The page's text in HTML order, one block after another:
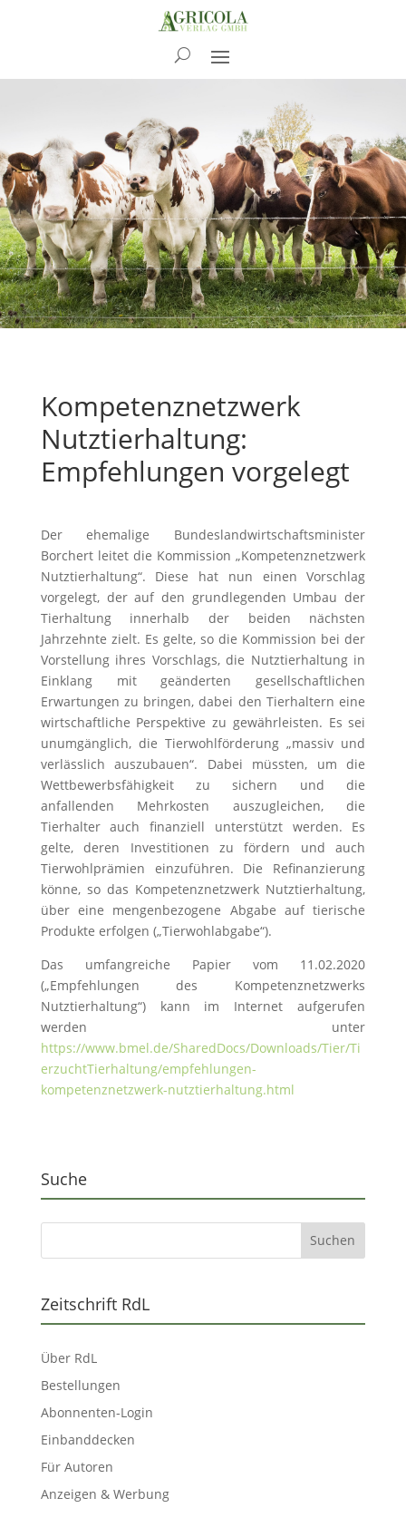
News
Kompetenznetzwerk
Nutztierhaltung:
Empfehlungen vorgelegt
Der ehemalige Bundeslandwirtschaftsminister
Borchert leitet die Kommission „Kompetenznetzwerk
Nutztierhaltung“. Diese hat nun einen Vorschlag
vorgelegt, der auf den grundlegenden Umbau der
Tierhaltung innerhalb der beiden nächsten
Jahrzehnte zielt. Es gelte, so die Kommission bei der
Vorstellung ihres Vorschlags, die Nutztierhaltung in
Einklang mit geänderten gesellschaftlichen
Erwartungen zu bringen, dabei den Tierhaltern eine
wirtschaftliche Perspektive zu gewährleisten. Es sei
unumgänglich, die Tierwohlförderung „massiv und
verlässlich auszubauen“. Dabei müssten, um die
Wettbewerbsfähigkeit zu sichern und die
anfallenden Mehrkosten auszugleichen, die
Tierhalter auch finanziell unterstützt werden. Es
gelte, deren Investitionen zu fördern und auch
Tierwohlprämien einzuführen. Die Refinanzierung
könne, so das Kompetenznetzwerk Nutztierhaltung,
über eine mengenbezogene Abgabe auf tierische
Produkte erfolgen („Tierwohlabgabe“).
Das umfangreiche Papier vom 11.02.2020
(„Empfehlungen des Kompetenznetzwerks
Nutztierhaltung“) kann im Internet aufgerufen
werden unter
https://www.bmel.de/SharedDocs/Downloads/Tier/Ti
erzuchtTierhaltung/empfehlungen-
kompetenznetzwerk-nutztierhaltung.html
Suche
Zeitschrift RdL
Über RdL
Bestellungen
Abonnenten-Login
Einbanddecken
Für Autoren
Anzeigen & Werbung